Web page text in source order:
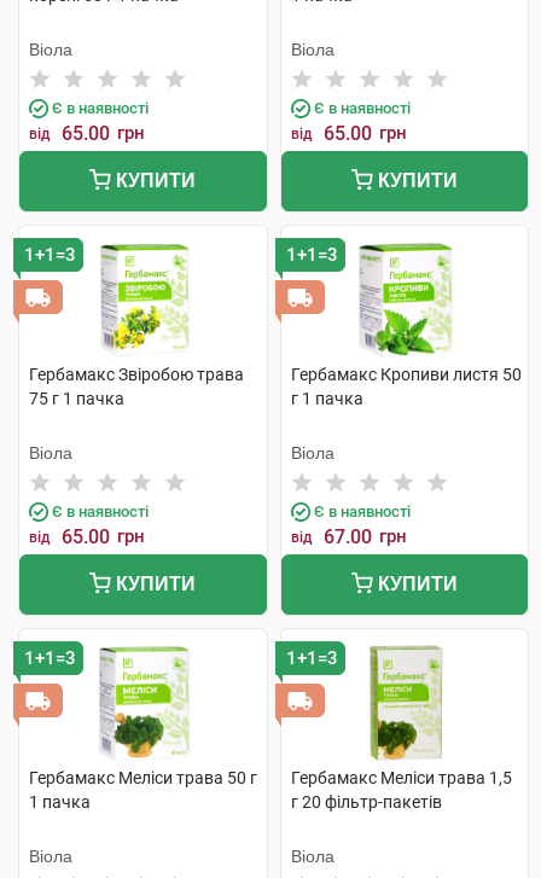
Віола
Є в наявності
від 65.00 грн
КУПИТИ
Віола
Є в наявності
від 65.00 грн
КУПИТИ
1+1=3
Гербамакс Звіробою трава
75 г 1 пачка
Віола
Є в наявності
від 65.00 грн
КУПИТИ
1+1=3
Гербамакс Кропиви листя 50
г 1 пачка
Віола
Є в наявності
від 67.00 грн
КУПИТИ
1+1=3
Гербамакс Меліси трава 50 г
1 пачка
Віола
1+1=3
Гербамакс Меліси трава 1,5
г 20 фільтр-пакетів
Віола